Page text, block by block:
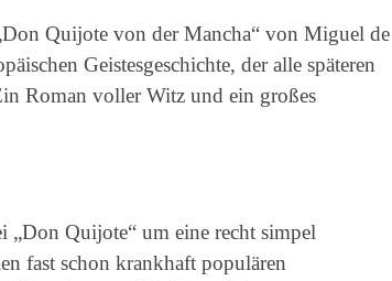
Quijote von der Mancha“ von Miguel de
Geistesgeschichte, der alle späteren
Roman voller Witz und ein großes
„Don Quijote“ um eine recht simpel
fast schon krankhaft populären